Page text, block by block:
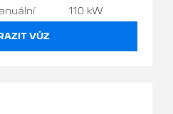
110 kW
VŮZ